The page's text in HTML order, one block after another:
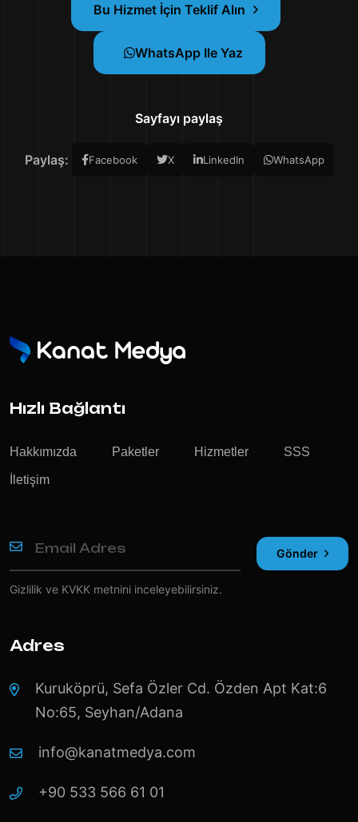
Bu Hizmet İçin Teklif Alın
WhatsApp Ile Yaz
Sayfayı paylaş
Paylaş: Facebook X LinkedIn WhatsApp
Hızlı Bağlantı
Hakkımızda Paketler Hizmetler SSS
İletişim
Gönder
Gizlilik ve KVKK metnini inceleyebilirsiniz.
Adres
Kuruköprü, Sefa Özler Cd. Özden Apt Kat:6
No:65, Seyhan/Adana
info@kanatmedya.com
+90 533 566 61 01